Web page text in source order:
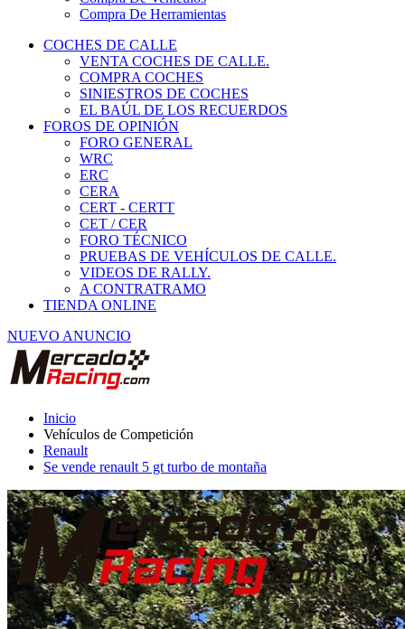
COCHES DE CALLE
VENTA COCHES DE CALLE.
COMPRA COCHES
SINIESTROS DE COCHES
EL BAÚL DE LOS RECUERDOS
FOROS DE OPINIÓN
FORO GENERAL
WRC
ERC
CERA
CERT - CERTT
CET / CER
FORO TÉCNICO
PRUEBAS DE VEHÍCULOS DE CALLE.
VIDEOS DE RALLY.
A CONTRATRAMO
TIENDA ONLINE
NUEVO ANUNCIO
Vehículos de Competición
Renault
Se vende renault 5 gt turbo de montaña